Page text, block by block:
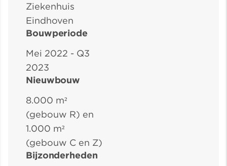
Ziekenhuis
Eindhoven
Bouwperiode
Mei 2022 - Q3
2023
Nieuwbouw
8.000 m²
(gebouw R) en
1.000 m²
(gebouw C en Z)
Bijzonderheden